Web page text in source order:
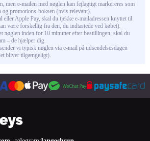
men e-mailen med nøglen kan fejlagtigt markereres som
og promotions-boksen (hvis relevant).
eller Apple Pay, skal du tjekke e-mailadressen knyttet til
være forskellig fra den, du indtastede ved købet).
nøglen inden for 10 minutter efter bestillingen, skal du
– de hjælper dig.
vi typisk nøglen via e-mail på udsendelsesdagen
bliver tilgængeligt).